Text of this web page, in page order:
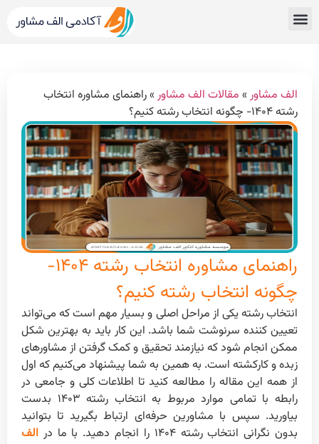
الف مشاور » مقالات الف مشاور »راهنمای مشاوره انتخاب
رشته ۱۴۰۴- چگونه انتخاب رشته کنیم؟
راهنمای مشاوره انتخاب رشته ۱۴۰۴-
چگونه انتخاب رشته کنیم؟
انتخاب رشته یکی از مراحل اصلی و بسیار مهم است که می‌تواند
تعیین کننده سرنوشت شما باشد. این کار باید به بهترین شکل
ممکن انجام شود که نیازمند تحقیق و کمک گرفتن از مشاورهای
زبده و کارکشته است. به همین به شما پیشنهاد می‌کنیم که اول
از همه این مقاله را مطالعه کنید تا اطلاعات کلی و جامعی در
رابطه با تمامی موارد مربوط به انتخاب رشته ۱۴۰۳ بدست
بیاورید. سپس با مشاورین حرفه‌ای ارتباط بگیرید تا بتوانید
بدون نگرانی انتخاب رشته ۱۴۰۴ را انجام دهید. با ما در
الف